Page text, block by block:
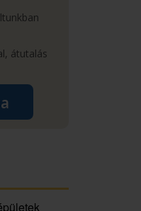
átutalás